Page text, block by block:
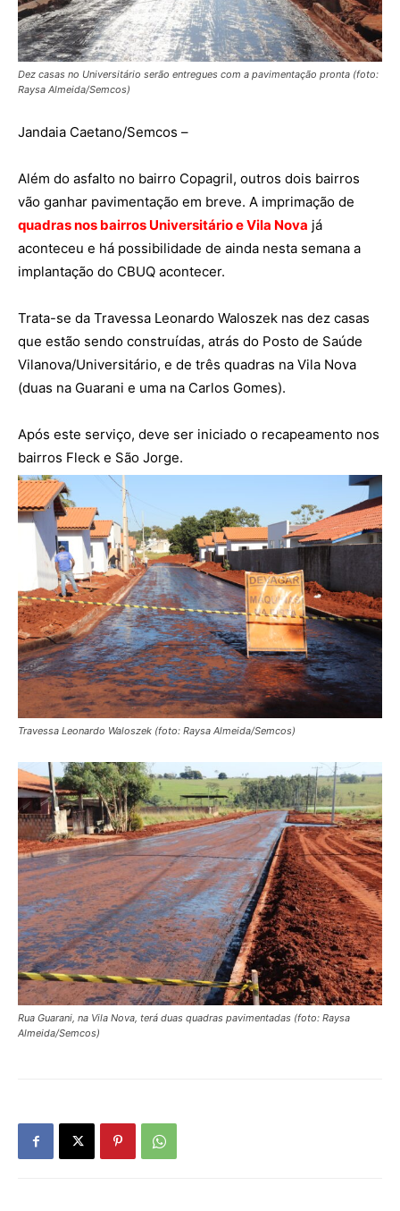
Dez casas no Universitário serão entregues com a pavimentação pronta (foto:
Raysa Almeida/Semcos)
Jandaia Caetano/Semcos –
Além do asfalto no bairro Copagril, outros dois bairros
vão ganhar pavimentação em breve. A imprimação de
quadras nos bairros Universitário e Vila Nova já
aconteceu e há possibilidade de ainda nesta semana a
implantação do CBUQ acontecer.
Trata-se da Travessa Leonardo Waloszek nas dez casas
que estão sendo construídas, atrás do Posto de Saúde
Vilanova/Universitário, e de três quadras na Vila Nova
(duas na Guarani e uma na Carlos Gomes).
Após este serviço, deve ser iniciado o recapeamento nos
bairros Fleck e São Jorge.
Travessa Leonardo Waloszek (foto: Raysa Almeida/Semcos)
Rua Guarani, na Vila Nova, terá duas quadras pavimentadas (foto: Raysa
Almeida/Semcos)